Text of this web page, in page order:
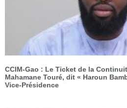
CCIM-Gao : Le Ticket de la
Mahamane Touré, dit « Haroun
Vice-Présidence